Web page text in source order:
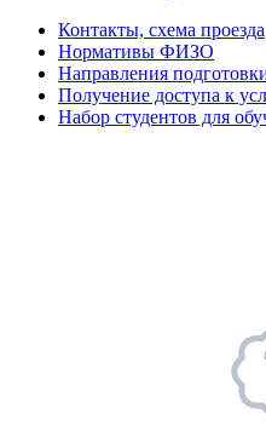
Контакты, схема проезда
Нормативы ФИЗО
Направления
Получение доступа к
Набор студентов для